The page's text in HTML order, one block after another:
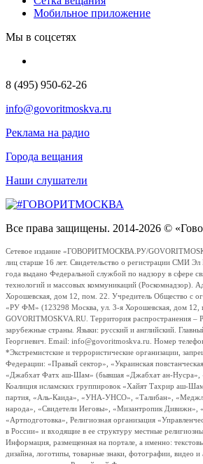
Мобильное приложение
Мы в соцсетях
8 (495) 950-62-26
info@govoritmoskva.ru
Реклама на радио
Города вещания
Наши слушатели
Все права защищены. 2014-2026 ©
Сетевое издание «ГОВОРИТМОСКВА.РУ/
лиц старше 16 лет. Свидетельство о регистрации СМИ
года выдано Федеральной службой по надзору в сфере
технологий и массовых коммуникаций (Роскомнадзор).
Хорошевская, дом 12, пом. 22. Учредитель Общество с
«РУ ФМ» (123298 Москва, ул. 3-я Хорошевская, дом 12,
GOVORITMOSKVA.RU. Территория распространения –
зарубежные страны. Языки: русский и английский.
Георгиевич. Email: info@govoritmoskva.ru. Номер
*Экстремистские и террористические организации,
Федерации: «Правый сектор», «Украинская
«Джабхат Фатх аш-Шам» (бывшая «Джабхат ан-Нусра»,
Коалиция исламских группировок «Хайят Тахрир аш-
партия, «Аль-Каида», «УНА-УНСО», «Талибан»,
народа», «Свидетели Иеговы», «Мизантропик Дивижн»,
«Артподготовка», Религиозная организация
в России» и входящие в ее структуру местные
Информация, размещенная на портале, а именно:
дизайна, логотипы, товарные знаки, фотографии, видео и